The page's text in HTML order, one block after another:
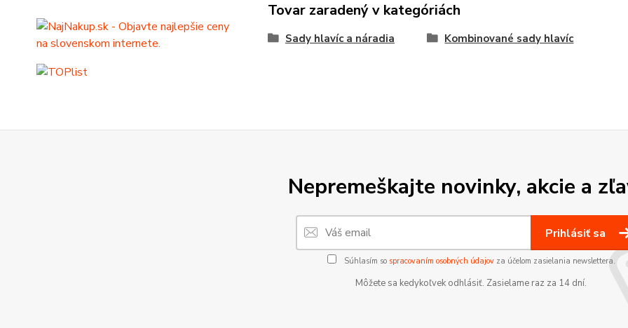
Tovar zaradený v kategóriách
Sady hlavíc a náradia Kombinované sady hlavíc
Nepremeškajte novinky, akcie a
Prihlásiť sa
Súhlasím so spracovaním osobných údajovza účelom zasielania newslettera.
Môžete sa kedykoľvek odhlásiť. Zasielame raz za 14 dní.